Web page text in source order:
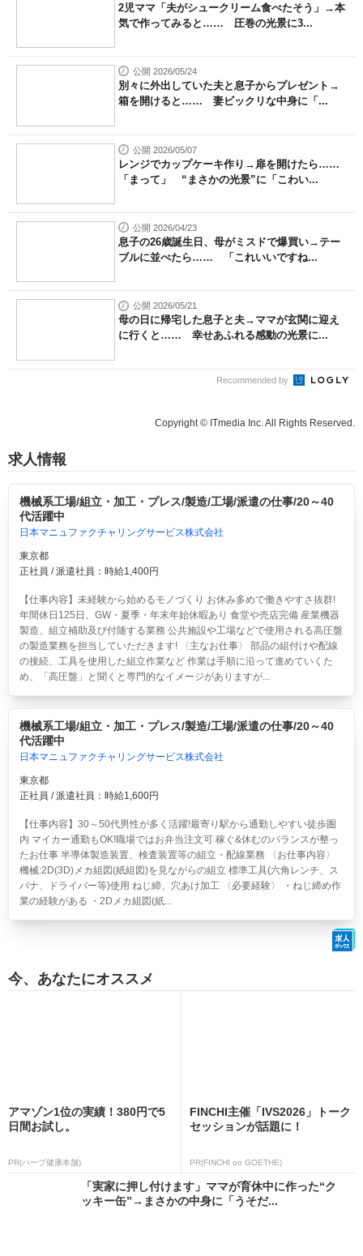
2児ママ「夫がシュークリーム食べたそう」→本
気で作ってみると…… 圧巻の光景に3...
公開 2026/05/24
別々に外出していた夫と息子からプレゼント→
箱を開けると…… 妻ビックリな中身に「...
公開 2026/05/07
レンジでカップケーキ作り→扉を開けたら……
「まって」 “まさかの光景”に「こわい...
公開 2026/04/23
息子の26歳誕生日、母がミスドで爆買い→テー
ブルに並べたら…… 「これいいですね...
公開 2026/05/21
母の日に帰宅した息子と夫→ママが玄関に迎え
に行くと…… 幸せあふれる感動の光景に...
Recommended by
Copyright © ITmedia Inc. All Rights Reserved.
求人情報
機械系工場/組立・加工・プレス/製造/工場/派遣の仕事/20～40
代活躍中
日本マニュファクチャリングサービス株式会社
東京都
正社員 / 派遣社員：時給1,400円
【仕事内容】未経験から始めるモノづくり お休み多めで働きやすさ抜群!
年間休日125日、GW・夏季・年末年始休暇あり 食堂や売店完備 産業機器
製造、組立補助及び付随する業務 公共施設や工場などで使用される高圧盤
の製造業務を担当していただきます! 〈主なお仕事〉 部品の組付けや配線
の接続、工具を使用した組立作業など 作業は手順に沿って進めていくた
め、「高圧盤」と聞くと専門的なイメージがありますが...
機械系工場/組立・加工・プレス/製造/工場/派遣の仕事/20～40
代活躍中
日本マニュファクチャリングサービス株式会社
東京都
正社員 / 派遣社員：時給1,600円
【仕事内容】30～50代男性が多く活躍!最寄り駅から通勤しやすい徒歩圏
内 マイカー通勤もOK!職場ではお弁当注文可 稼ぐ&休むのバランスが整っ
たお仕事 半導体製造装置、検査装置等の組立・配線業務 〈お仕事内容〉
機械:2D(3D)メカ組図(紙組図)を見ながらの組立 標準工具(六角レンチ、ス
パナ、ドライバー等)使用 ねじ締、穴あけ加工 〈必要経験〉 ・ねじ締め作
業の経験がある ・2Dメカ組図(紙...
今、あなたにオススメ
アマゾン1位の実績！380円で5
日間お試し。
PR(ハーブ健康本舗)
FINCHI主催「IVS2026」トーク
セッションが話題に！
PR(FINCHI on GOETHE)
「実家に押し付けます」ママが育休中に作った“ク
ッキー缶”→まさかの中身に「うそだ...